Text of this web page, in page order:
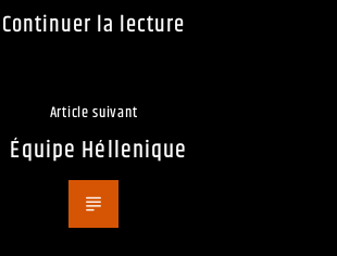
Continuer la lecture
Article suivant
Équipe Héllenique